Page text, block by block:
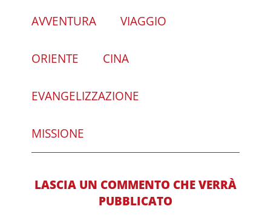
AVVENTURA VIAGGIO
ORIENTE CINA
EVANGELIZZAZIONE
MISSIONE
LASCIA UN COMMENTO CHE VERRÀ
PUBBLICATO